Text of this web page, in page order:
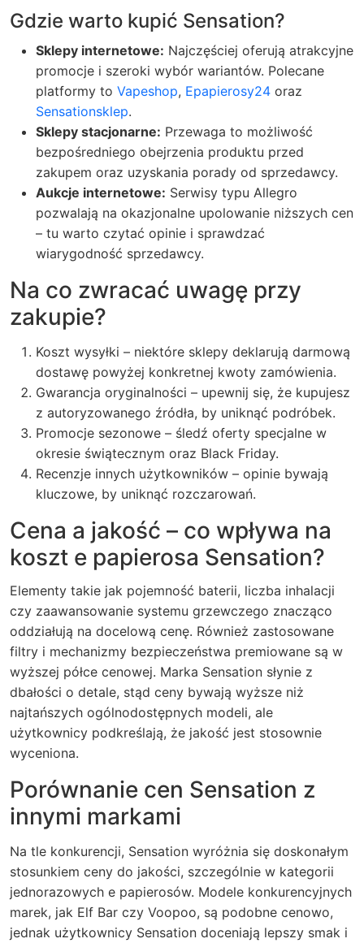
Gdzie warto kupić Sensation?
Sklepy internetowe: Najczęściej oferują atrakcyjne
promocje i szeroki wybór wariantów. Polecane
platformy to Vapeshop, Epapierosy24 oraz
Sensationsklep.
Sklepy stacjonarne: Przewaga to możliwość
bezpośredniego obejrzenia produktu przed
zakupem oraz uzyskania porady od sprzedawcy.
Aukcje internetowe: Serwisy typu Allegro
pozwalają na okazjonalne upolowanie niższych cen
– tu warto czytać opinie i sprawdzać
wiarygodność sprzedawcy.
Na co zwracać uwagę przy
zakupie?
Koszt wysyłki – niektóre sklepy deklarują darmową
dostawę powyżej konkretnej kwoty zamówienia.
Gwarancja oryginalności – upewnij się, że kupujesz
z autoryzowanego źródła, by uniknąć podróbek.
Promocje sezonowe – śledź oferty specjalne w
okresie świątecznym oraz Black Friday.
Recenzje innych użytkowników – opinie bywają
kluczowe, by uniknąć rozczarowań.
Cena a jakość – co wpływa na
koszt e papierosa Sensation?
Elementy takie jak pojemność baterii, liczba inhalacji
czy zaawansowanie systemu grzewczego znacząco
oddziałują na docelową cenę. Również zastosowane
filtry i mechanizmy bezpieczeństwa premiowane są w
wyższej półce cenowej. Marka Sensation słynie z
dbałości o detale, stąd ceny bywają wyższe niż
najtańszych ogólnodostępnych modeli, ale
użytkownicy podkreślają, że jakość jest stosownie
wyceniona.
Porównanie cen Sensation z
innymi markami
Na tle konkurencji, Sensation wyróżnia się doskonałym
stosunkiem ceny do jakości, szczególnie w kategorii
jednorazowych e papierosów. Modele konkurencyjnych
marek, jak Elf Bar czy Voopoo, są podobne cenowo,
jednak użytkownicy Sensation doceniają lepszy smak i